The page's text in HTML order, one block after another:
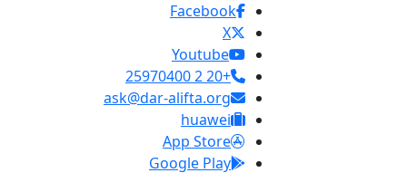
Facebook
X
Youtube
+20 2 25970400
ask@dar-alifta.org
huawei
App Store
Google Play